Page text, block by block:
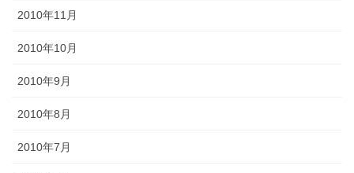
2010年11月
2010年10月
2010年9月
2010年8月
2010年7月